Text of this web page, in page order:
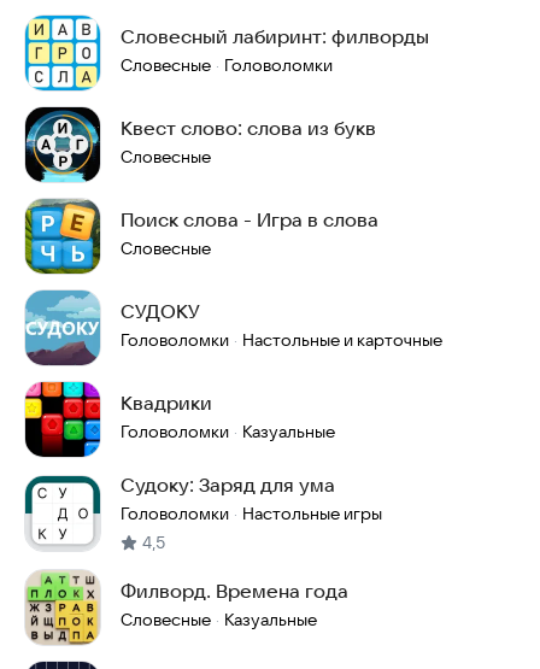
Словесный лабиринт: филворды
Словесные · Головоломки
Квест слово: слова из букв
Словесные
Поиск слова - Игра в слова
Словесные
СУДОКУ
Головоломки · Настольные и карточные
Квадрики
Головоломки · Казуальные
Судоку: Заряд для ума
Головоломки · Настольные игры
4,5
Филворд. Времена года
Словесные · Казуальные